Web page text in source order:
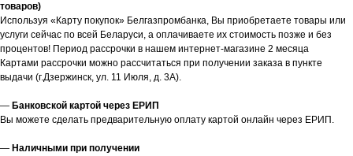
товаров)
Используя «Карту покупок» Белгазпромбанка, Вы приобретаете товары или
услуги сейчас по всей Беларуси, а оплачиваете их стоимость позже и без
процентов! Период рассрочки в нашем интернет-магазине 2 месяца
Картами рассрочки можно рассчитаться при получении заказа в пункте
выдачи (г.Дзержинск, ул. 11 Июля, д. 3А).
— Банковской картой через ЕРИП
Вы можете сделать предварительную оплату картой онлайн через ЕРИП.
— Наличными при получении